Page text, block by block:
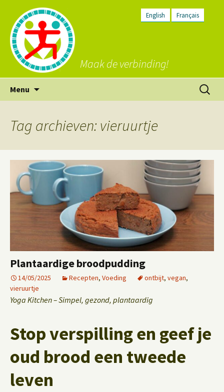
English Français
Maak de verbinding!
Menu
inhoud
Zoeken
naar:
Tag archieven: vieruurtje
Plantaardige broodpudding
14/05/2025 Recepten, Voeding ontbijt, vegan,
vieruurtje
Yoga Kitchen – Simpel, gezond, plantaardig
Stop verspilling en geef je
oud brood een tweede
leven